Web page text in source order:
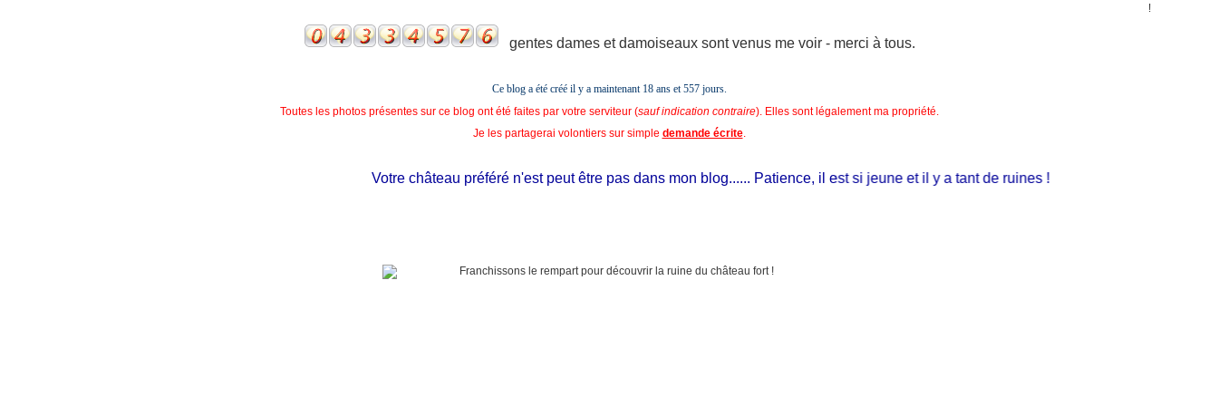
gentes dames et damoiseaux sont venus me voir - merci à tous.
Ce blog a été créé il y a maintenant 18 ans et 557 jours.
Toutes les photos présentes sur ce blog ont été faites par votre serviteur (sauf indication contraire). Elles sont légalement ma propriété.
Je les partagerai volontiers sur simple demande écrite.
Votre château préféré n'est peut être pas dans mon blog...... Patience, il est si jeune et il y a tant de ruines !